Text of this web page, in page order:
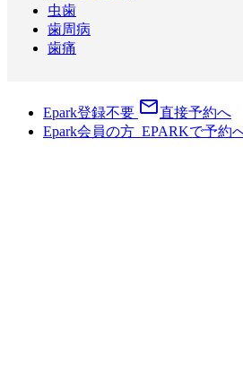
虫歯
歯周病
歯痛
Epark登録不要 mail_outline直接予約へ
Epark会員の方 EPARKで予約